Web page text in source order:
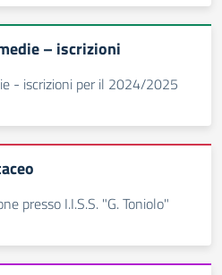
– iscrizioni
- iscrizioni per il 2024/2025
presso I.I.S.S. "G. Toniolo"